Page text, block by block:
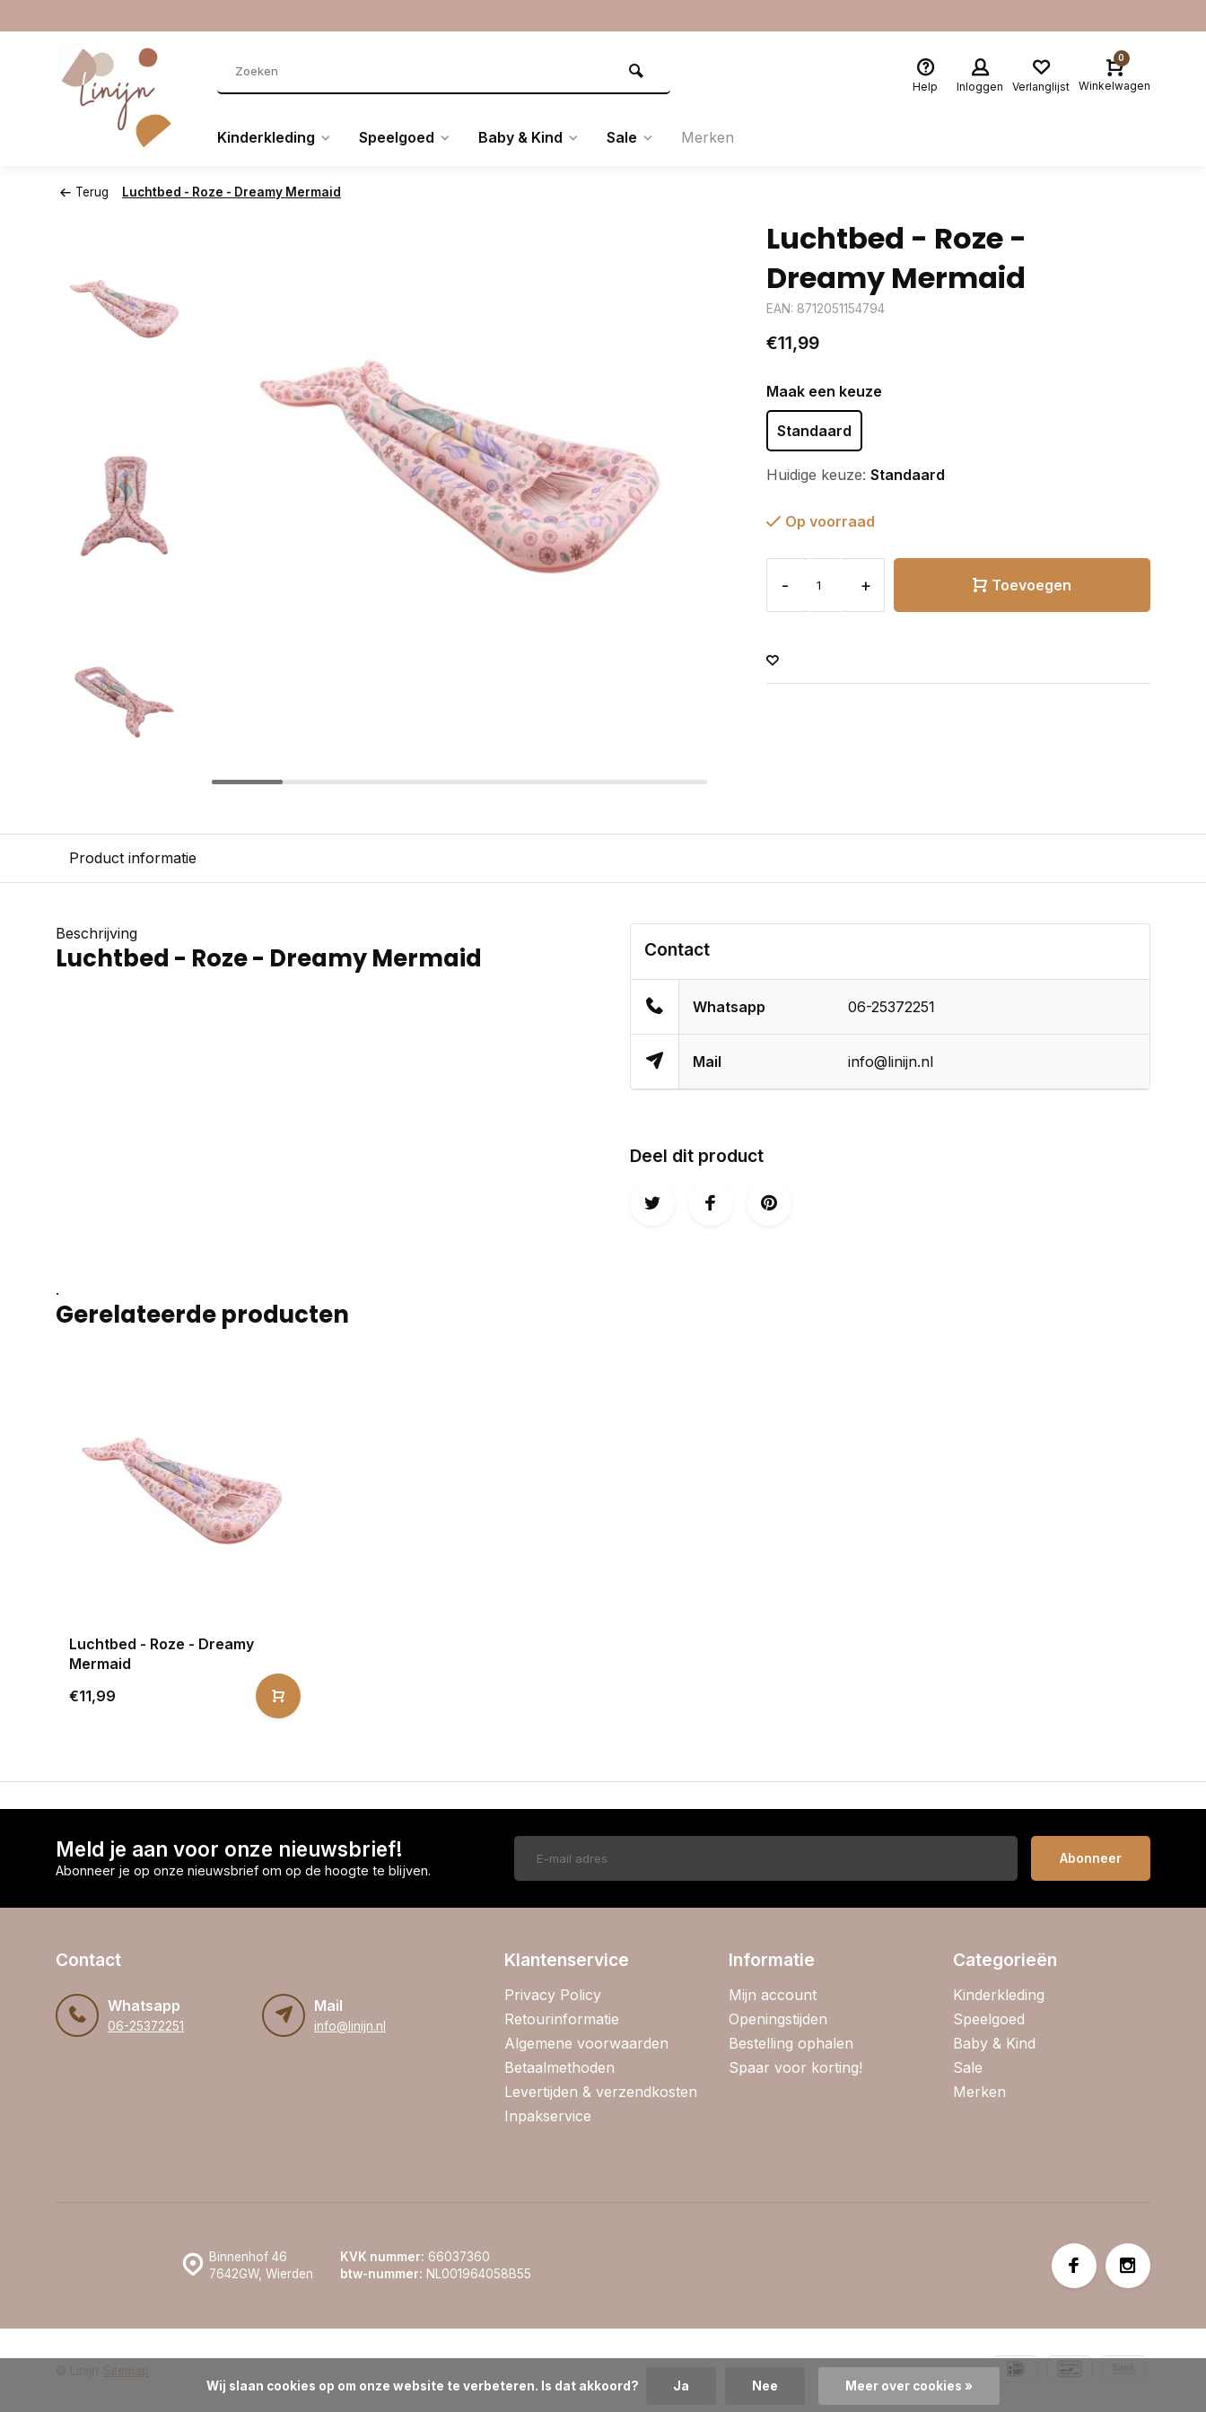
Help Inloggen Verlanglijst
0
Winkelwagen
Kinderkleding Speelgoed Baby & Kind Sale Merken
Terug Luchtbed - Roze - Dreamy Mermaid
Luchtbed - Roze -
Dreamy Mermaid
EAN: 8712051154794
€11,99
Maak een keuze
Standaard
Huidige keuze: Standaard
Op voorraad
- + Toevoegen
Product informatie
Beschrijving
Luchtbed - Roze - Dreamy Mermaid Contact
Whatsapp 06-25372251
Mail info@linijn.nl
Deel dit product
.
Gerelateerde producten
Luchtbed - Roze - Dreamy
Mermaid
€11,99
Meld je aan voor onze nieuwsbrief!
Abonneer je op onze nieuwsbrief om op de hoogte te blijven.
Abonneer
Contact
Whatsapp
06-25372251
Mail
info@linijn.nl
Klantenservice
Privacy Policy
Retourinformatie
Algemene voorwaarden
Betaalmethoden
Levertijden & verzendkosten
Inpakservice
Informatie
Mijn account
Openingstijden
Bestelling ophalen
Spaar voor korting!
Categorieën
Kinderkleding
Speelgoed
Baby & Kind
Sale
Merken
Binnenhof 46
7642GW, Wierden
KVK nummer: 66037360
btw-nummer: NL001964058B55
© Linijn Sitemap
Wij slaan cookies op om onze website te verbeteren. Is dat akkoord?
Ja Nee Meer over cookies »